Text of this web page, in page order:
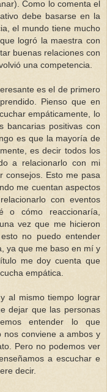
Como lo comenta el
debe basarse en la
el mundo tiene mucho
logró la maestra con
buenas relaciones con
una competencia.
es el de primero
Pienso que en
empáticamente, lo
bancarias positivas con
es que la mayoría de
es decir todos los
a relacionarlo con mi
consejos. Esto me pasa
me cuentan aspectos
con eventos
o cómo reaccionaría,
vez que me hicieron
no puedo entender
ya que me baso en mí y
me doy cuenta que
empática.
al mismo tiempo lograr
dejar que las personas
entender lo que
nos conviene a ambos y
Pero no podemos ver
a escuchar e
decir.